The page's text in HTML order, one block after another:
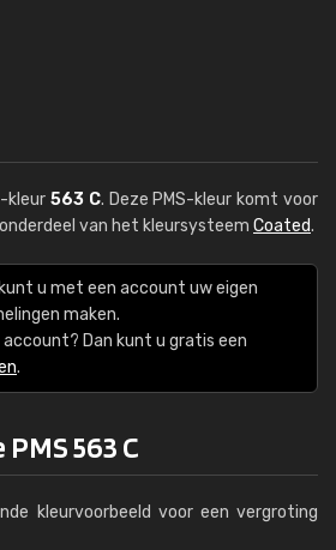
kleur563 C. Deze PMS-kleur komt voor
van het kleursysteem Coated.
u met een account uw eigen
maken.
Dan kunt u gratis een
.
563 C
kleurvoorbeeld voor een vergroting